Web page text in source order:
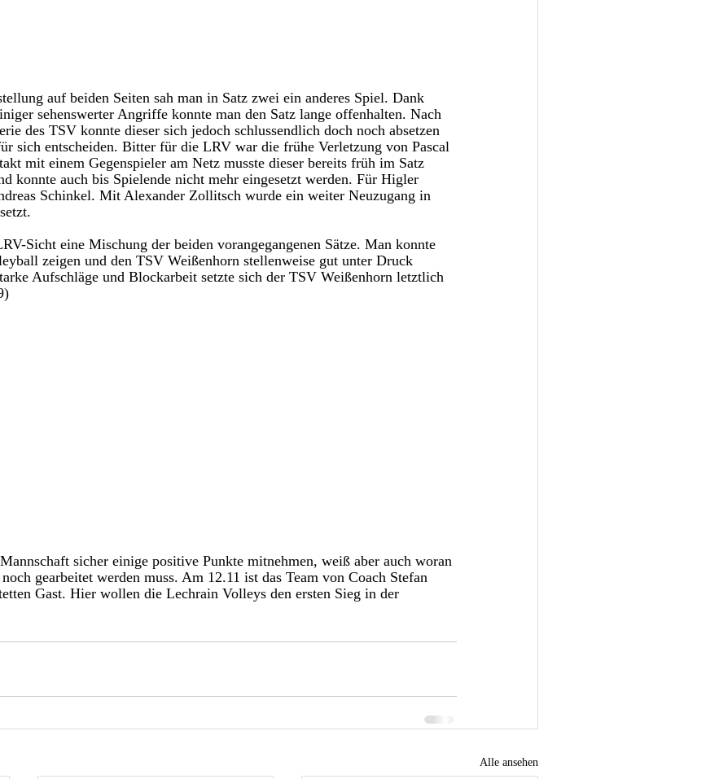
auf beiden Seiten sah man in Satz zwei ein anderes Spiel. Dank
sehenswerter Angriffe konnte man den Satz lange offenhalten. Nach
des TSV konnte dieser sich jedoch schlussendlich doch noch absetzen
sich entscheiden. Bitter für die LRV war die frühe Verletzung von Pascal
mit einem Gegenspieler am Netz musste dieser bereits früh im Satz
konnte auch bis Spielende nicht mehr eingesetzt werden. Für Higler
Schinkel. Mit Alexander Zollitsch wurde ein weiter Neuzugang in
Sicht eine Mischung der beiden vorangegangenen Sätze. Man konnte
zeigen und den TSV Weißenhorn stellenweise gut unter Druck
Aufschläge und Blockarbeit setzte sich der TSV Weißenhorn letztlich
sicher einige positive Punkte mitnehmen, weiß aber auch woran
gearbeitet werden muss. Am 12.11 ist das Team von Coach Stefan
Gast. Hier wollen die Lechrain Volleys den ersten Sieg in der
Alle ansehen